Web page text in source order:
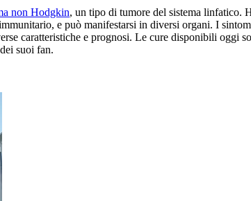
non Hodgkin, un tipo di tumore del sistema linfatico.
e può manifestarsi in diversi organi. I
caratteristiche e prognosi. Le cure disponibili oggi
dei suoi fan.